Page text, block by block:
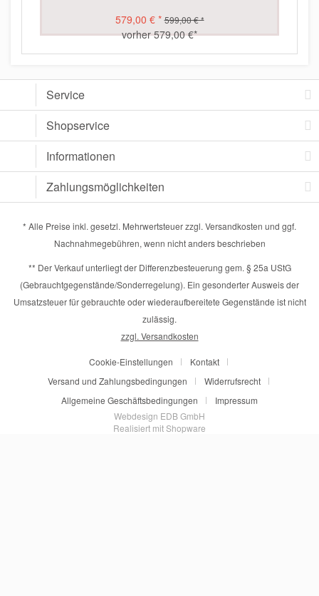
579,00 € * 599,00 € *
vorher 579,00 €*
Service
Shopservice
Informationen
Zahlungsmöglichkeiten
* Alle Preise inkl. gesetzl. Mehrwertsteuer zzgl. Versandkosten und ggf.
Nachnahmegebühren, wenn nicht anders beschrieben
** Der Verkauf unterliegt der Differenzbesteuerung gem. § 25a UStG
(Gebrauchtgegenstände/Sonderregelung). Ein gesonderter Ausweis der
Umsatzsteuer für gebrauchte oder wiederaufbereitete Gegenstände ist nicht
zulässig.
zzgl. Versandkosten
Cookie-Einstellungen
Kontakt
Versand und Zahlungsbedingungen
Widerrufsrecht
Allgemeine Geschäftsbedingungen
Impressum
Webdesign EDB GmbH
Realisiert mit Shopware